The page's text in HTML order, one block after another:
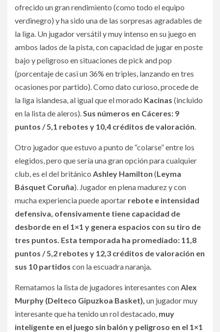
ofrecido un gran rendimiento (como todo el equipo
verdinegro) y ha sido una de las sorpresas agradables de
la liga. Un jugador versátil y muy intenso en su juego en
ambos lados de la pista, con capacidad de jugar en poste
bajo y peligroso en situaciones de pick and pop
(porcentaje de casi un 36% en triples, lanzando en tres
ocasiones por partido). Como dato curioso, procede de
la liga islandesa, al igual que el morado Kacinas (incluido
en la lista de aleros).Sus números en Cáceres: 9
puntos / 5,1 rebotes y 10,4 créditos de valoración.
Otro jugador que estuvo a punto de “colarse” entre los
elegidos, pero que sería una gran opción para cualquier
club, es el del británico Ashley Hamilton (Leyma
Básquet Coruña). Jugador en plena madurez y con
mucha experiencia puede aportar rebote e intensidad
defensiva, ofensivamente tiene capacidad de
desborde en el 1×1 y genera espacios con su tiro de
tres puntos. Esta temporada ha promediado: 11,8
puntos / 5,2 rebotes y 12,3 créditos de valoración en
sus 10 partidos con la escuadra naranja.
Rematamos la lista de jugadores interesantes conAlex
Murphy (Delteco Gipuzkoa Basket), un jugador muy
interesante que ha tenido un rol destacado, muy
inteligente en el juego sin balón y peligroso en el 1×1